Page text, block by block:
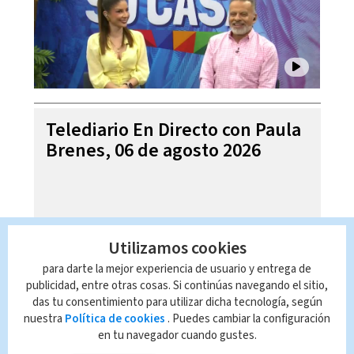
Telediario En Directo con Paula
Brenes, 06 de agosto 2026
Utilizamos cookies
para darte la mejor experiencia de usuario y entrega de
publicidad, entre otras cosas. Si continúas navegando el sitio,
das tu consentimiento para utilizar dicha tecnología, según
nuestra Política de cookies . Puedes cambiar la configuración
en tu navegador cuando gustes.